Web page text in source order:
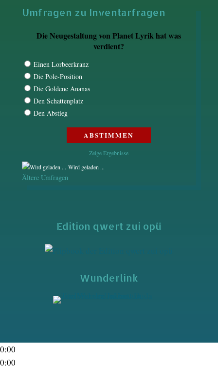
Umfragen zu Inventarfragen
Die Neugestaltung von Planet Lyrik hat was
verdient?
Einen Lorbeerkranz
Die Pole-Position
Die Goldene Ananas
Den Schattenplatz
Den Abstieg
Zeige Ergebnisse
Wird geladen ...
Ältere Umfragen
Edition qwert zui opü
Wunderlink
0:00
0:00